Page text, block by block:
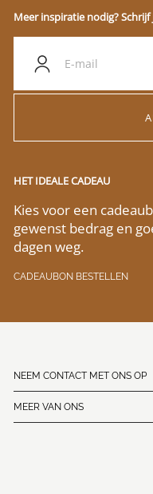
Meer inspiratie nodig?
HET IDEALE CADEAU
Kies voor een
gewenst bedrag en
dagen weg.
CADEAUBON BESTELLEN
NEEM CONTACT MET ONS OP
MEER VAN ONS